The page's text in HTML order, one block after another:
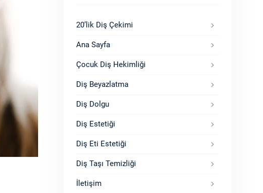
20’lik Diş Çekimi
Ana Sayfa
Çocuk Diş Hekimliği
Diş Beyazlatma
Diş Dolgu
Diş Estetiği
Diş Eti Estetiği
Diş Taşı Temizliği
İletişim